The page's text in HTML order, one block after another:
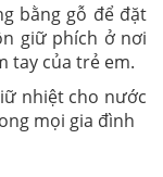
bằng gỗ để đặt
giữ phích ở nơi
tay của trẻ em.
nhiệt cho nước
mọi gia đình